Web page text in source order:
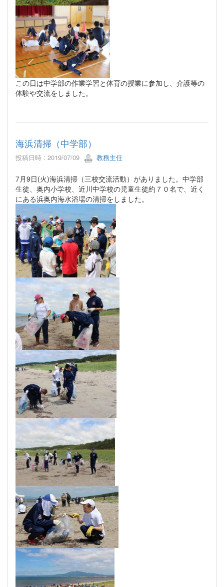
この日は中学部の作業学習と体育の授業に参加し、介護等の
体験や交流をしました。
海浜清掃（中学部）
投稿日時 : 2019/07/09 教務主任
7月9日(火)海浜清掃（三校交流活動）がありました。中学部
生徒、奥内小学校、近川中学校の児童生徒約７０名で、近く
にある浜奥内海水浴場の清掃をしました。